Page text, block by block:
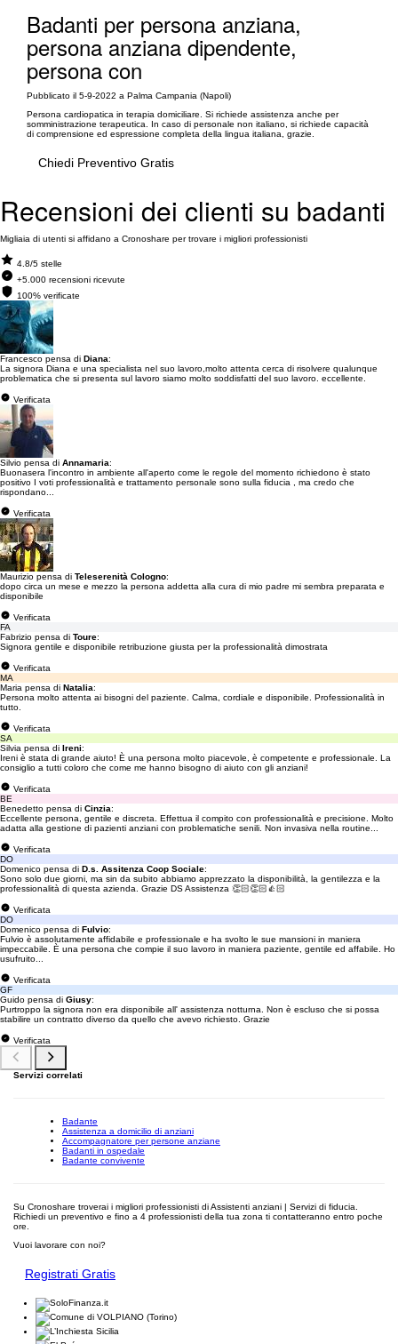
Badanti per persona anziana,
persona anziana dipendente,
persona con
Pubblicato il 5-9-2022 a Palma Campania (Napoli)
Persona cardiopatica in terapia domiciliare. Si richiede assistenza anche per
somministrazione terapeutica. In caso di personale non italiano, si richiede capacità
di comprensione ed espressione completa della lingua italiana, grazie.
Chiedi Preventivo Gratis
Recensioni dei clienti su badanti
Migliaia di utenti si affidano a Cronoshare per trovare i migliori professionisti
4.8/5 stelle
+5.000 recensioni ricevute
100% verificate
Francesco pensa di Diana:
La signora Diana e una specialista nel suo lavoro,molto attenta cerca di risolvere qualunque
problematica che si presenta sul lavoro siamo molto soddisfatti del suo lavoro. eccellente.
Verificata
Silvio pensa di Annamaria:
Buonasera l'incontro in ambiente all'aperto come le regole del momento richiedono è stato
positivo I voti professionalità e trattamento personale sono sulla fiducia , ma credo che
rispondano...
Verificata
Maurizio pensa di Teleserenità Cologno:
dopo circa un mese e mezzo la persona addetta alla cura di mio padre mi sembra preparata e
disponibile
Verificata
FA
Fabrizio pensa di Toure:
Signora gentile e disponibile retribuzione giusta per la professionalità dimostrata
Verificata
MA
Maria pensa di Natalia:
Persona molto attenta ai bisogni del paziente. Calma, cordiale e disponibile. Professionalità in
tutto.
Verificata
SA
Silvia pensa di Ireni:
Ireni è stata di grande aiuto! È una persona molto piacevole, è competente e professionale. La
consiglio a tutti coloro che come me hanno bisogno di aiuto con gli anziani!
Verificata
BE
Benedetto pensa di Cinzia:
Eccellente persona, gentile e discreta. Effettua il compito con professionalità e precisione. Molto
adatta alla gestione di pazienti anziani con problematiche senili. Non invasiva nella routine...
Verificata
DO
Domenico pensa di D.s. Assitenza Coop Sociale:
Sono solo due giorni, ma sin da subito abbiamo apprezzato la disponibilità, la gentilezza e la
professionalità di questa azienda. Grazie DS Assistenza 👏🏻👏🏻👍🏻
Verificata
DO
Domenico pensa di Fulvio:
Fulvio è assolutamente affidabile e professionale e ha svolto le sue mansioni in maniera
impeccabile. È una persona che compie il suo lavoro in maniera paziente, gentile ed affabile. Ho
usufruito...
Verificata
GF
Guido pensa di Giusy:
Purtroppo la signora non era disponibile all' assistenza notturna. Non è escluso che si possa
stabilire un contratto diverso da quello che avevo richiesto. Grazie
Verificata
Servizi correlati
Badante
Assistenza a domicilio di anziani
Accompagnatore per persone anziane
Badanti in ospedale
Badante convivente
Su Cronoshare troverai i migliori professionisti di Assistenti anziani | Servizi di fiducia.
Richiedi un preventivo e fino a 4 professionisti della tua zona ti contatteranno entro poche
ore.
Vuoi lavorare con noi?
Registrati Gratis